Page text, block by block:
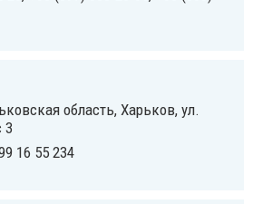
область, Харьков, ул.
3
16 55 234